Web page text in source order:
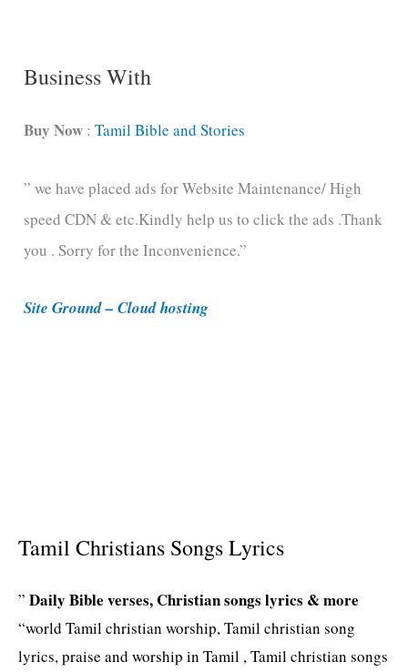
C
t
g
o
r
e
Business With
Buy Now :Tamil Bible and Stories
” we have placed ads for Website Maintenance/ High
speed CDN & etc.Kindly help us to click the ads .Thank
you . Sorry for the Inconvenience.”
Site Ground – Cloud hosting
Tamil Christians Songs Lyrics
” Daily Bible verses, Christian songs lyrics & more
“world Tamil christian worship, Tamil christian song
lyrics, praise and worship in Tamil , Tamil christian songs